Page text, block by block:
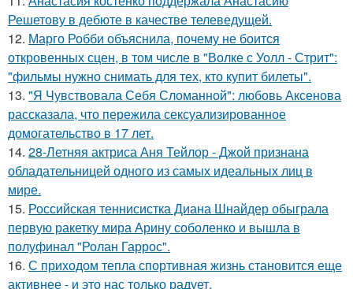
Решетову в дебюте в качестве телеведущей.
12. Марго Робби объяснила, почему не боится
откровенных сцен, в том числе в "Волке с Уолл - Стрит":
"фильмы нужно снимать для тех, кто купит билеты".
13. "Я Чувствовала Себя Сломанной": любовь Аксенова
рассказала, что пережила сексуализированное
домогательство в 17 лет.
14. 28-Летняя актриса Аня Тейлор - Джой признана
обладательницей одного из самых идеальных лиц в
мире.
15. Российская теннисистка Диана Шнайдер обыграла
первую ракетку мира Арину соболенко и вышла в
полуфинал "Ролан Гаррос".
16. С приходом тепла спортивная жизнь становится еще
активнее - и это нас только радует.